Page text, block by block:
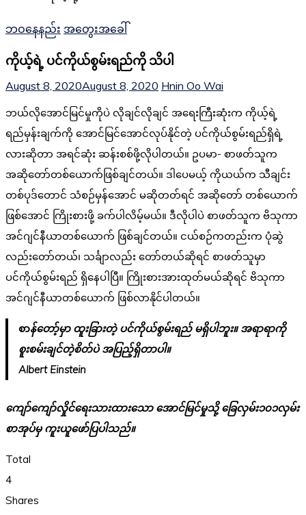
ဘဝနေနည်း အတွေးအခေါ်
ကိုယ့်ရဲ့ ပင်ကိုယ်စွမ်းရည်ကို သိပါ
August 8, 2020August 8, 2020 Hnin Oo Wai
ဘယ်လိုအောင်မြင်မှုကိုပဲ လိုချင်လိုချင် အရေးကြီးဆုံးက ကိုယ့်ရဲ့
ရည်မှန်းချက်ကို အောင်မြင်အောင်လုပ်နိုင်တဲ့ ပင်ကိုယ်စွမ်းရည်ရှိရဲ့
လားဆိုတာ အရင်ဆုံး ဆန်းစစ်ဖို့လိုပါတယ်။ ဥပမာ- စာဖတ်သူက
အဆိုတော်တစ်ယောက်ဖြစ်ချင်တယ်။ ဒါပေမယ့် ကိုယယ်က သီချင်း
တစ်ပုဒ်တောင် သံစဉ်မှန်အောင် မဆိုတတ်ရင် အဆိုတော် တစ်ယောက်
ဖြစ်အောင် ကြိုးစားဖို့ ခက်ပါလိမ့်မယ်။ ဒီလိုပါပဲ စာဖတ်သူက ဗိသုကာ
အင်ဂျင်နီယာတစ်ယောက် ဖြစ်ချင်တယ်။ ငယ်စဉ်ကတည်းက ပုံဆွဲ
လည်းတော်တယ်၊ သင်္ချာလည်း တော်တယ်ဆိုရင် စာဖတ်သူမှာ
ပင်ကိုယ်စွမ်းရည် ရှိနေပါပြီ။ ကြိုးစားအားထုတ်မယ်ဆိုရင် ဗိသုကာ
အင်ဂျင်နီယာတစ်ယောက် ဖြစ်လာနိုင်ပါတယ်။
စာန်တော့်မှာ ထူးခြားတဲ့ ပင်ကိုယ်စွမ်းရည် မရှိပါဘူး။ အရာရာကို
စူးစမ်းချင်တဲ့စိတ်ပဲ အပြည့်ရှိတာပါ။
Albert Einstein
ကျော်ကျော်လှိုင်ရေးသားထားသော အောင်မြင်မှုသို့ ခြေလှမ်း၁၀၁လှမ်း
စာအုပ်မှ ကူးယူဖော်ပြပါသည်။
Total
4
Shares